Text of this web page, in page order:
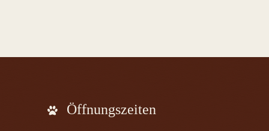
Öffnungszeiten